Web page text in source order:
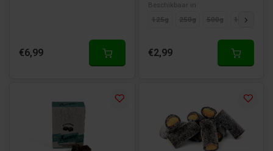
€6,99
Beschikbaar in
125g
250g 500g 1000g
€2,99